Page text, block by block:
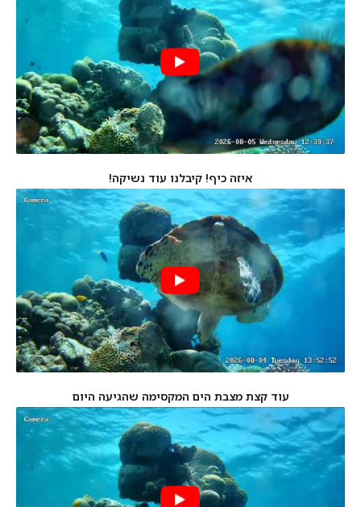
איזה כיף! קיבלנו עוד נשיקה!
עוד קצת מצבת הים המקסימה שהגיעה היום